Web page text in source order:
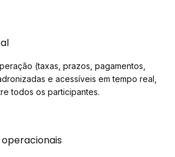
(taxas, prazos, pagamentos,
e acessíveis em tempo real,
todos os participantes.
operacionais